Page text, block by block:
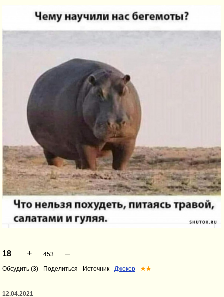
18 + 453 –
Обсудить (3) Поделиться Источник Джокер ★★
12.04.2021